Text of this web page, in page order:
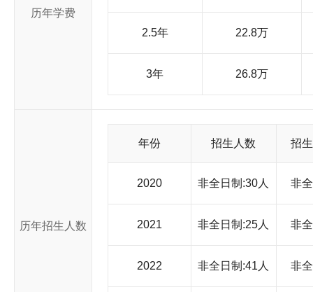
士学位或以同等学力申请硕士学位、中职教师在职攻读硕士学
种专业研究生课程进修班等，充分发挥了我校学科优势和特色
委员会，各学院有学位评定分委员会，并设立了各学科、专业
年 9 月，在校博士、硕士研究生约达 11000 多人，专业学位硕
历年学费
2.5年 22.8万
3年 26.8万
历年招生人数
年份 招生人数 招
2020 非全日制:30人 非
2021 非全日制:25人 非
2022 非全日制:41人 非